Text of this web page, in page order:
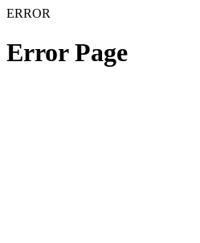
ERROR
Error Page